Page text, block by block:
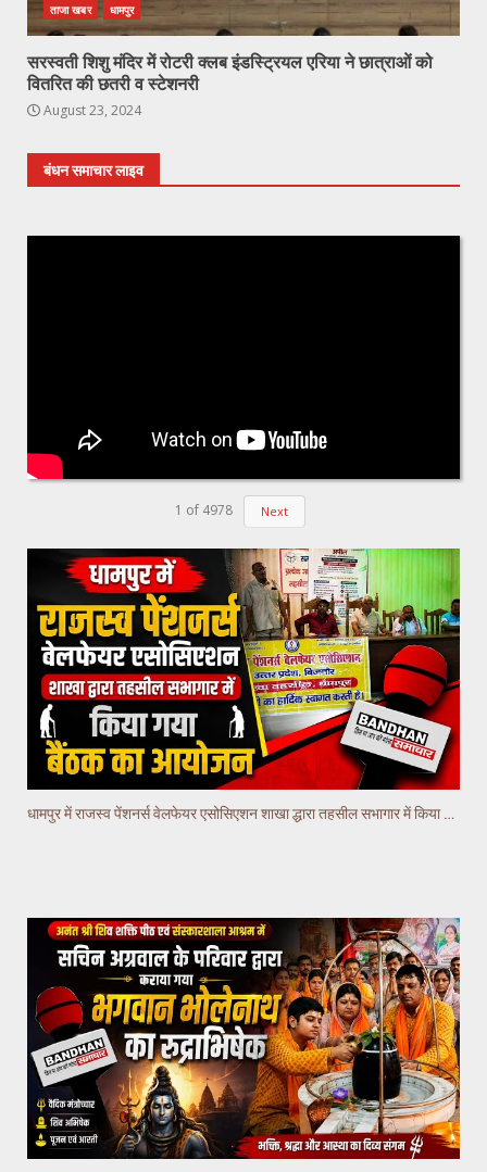
ताजा खबर धामपुर
सरस्वती शिशु मंदिर में रोटरी क्लब इंडस्ट्रियल एरिया ने छात्राओं को
वितरित की छतरी व स्टेशनरी
August 23, 2024
बंधन समाचार लाइव
1 of 4978 Next
धामपुर में राजस्व पेंशनर्स वेलफेयर एसोसिएशन शाखा द्धारा तहसील सभागार में किया गया वैठक का आयोजन